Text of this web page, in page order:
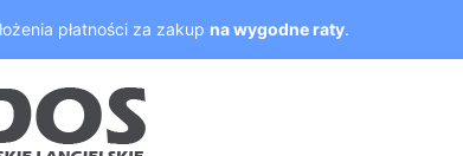
płatności za zakupna wygodne raty.